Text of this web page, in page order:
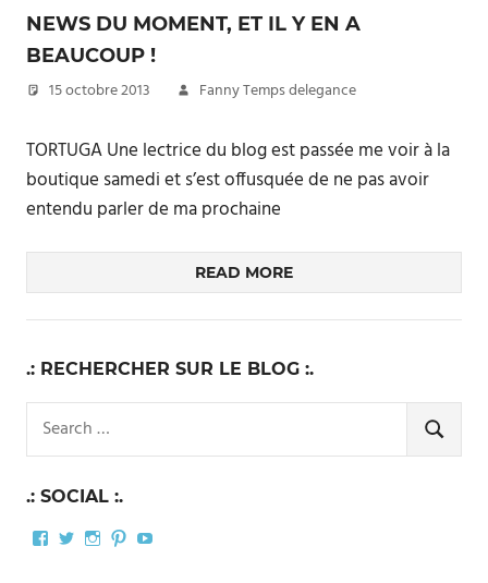
NEWS DU MOMENT, ET IL Y EN A
BEAUCOUP !
15 octobre 2013 Fanny Temps delegance
TORTUGA Une lectrice du blog est passée me voir à la
boutique samedi et s’est offusquée de ne pas avoir
entendu parler de ma prochaine
READ MORE
.: RECHERCHER SUR LE BLOG :.
for:
SEARCH
.: SOCIAL :.
Facebook
TwitterInstagram
PinterestYouTube